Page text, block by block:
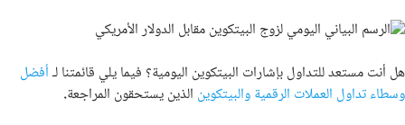
هل أنت مستعد للتداول بإشارات البيتكوين اليومية؟ فيما يلي قائمتنا لـأفضل
وسطاء تداول العملات الرقمية والبيتكوين الذين يستحقون المراجعة.